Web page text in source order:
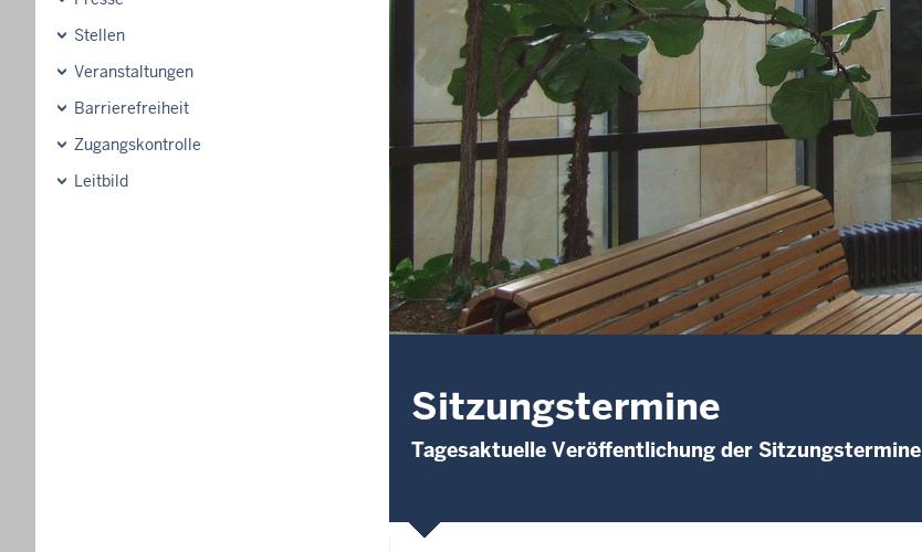
Stellen
Veranstaltungen
Barrierefreiheit
Zugangskontrolle
Leitbild
Sitzungstermine
Tagesaktuelle Veröffentlichung der Sitzungstermine